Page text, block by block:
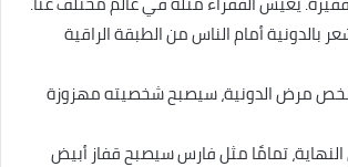
بالدونية أمام الناس من الطبقة الراقية
مرض الدونية، سيصبح شخصيته مهزوزة
تمامًا مثل فارس سيصبح قفاز أبيض